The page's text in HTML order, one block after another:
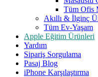
Tüm Ofis
Akıllı & İlginç
Tüm Ev-Yaşam
Apple Eğitim Ürünleri
Yardım
Sipariş Sorgulama
Pasaj Blog
iPhone Karşılaştırma